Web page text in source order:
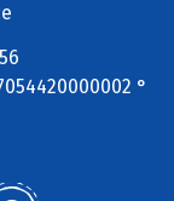
°